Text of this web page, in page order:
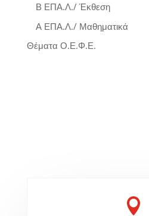
Β ΕΠΑ.Λ./ Έκθεση
Α ΕΠΑ.Λ./ Μαθηματικά
Θέματα Ο.Ε.Φ.Ε.
